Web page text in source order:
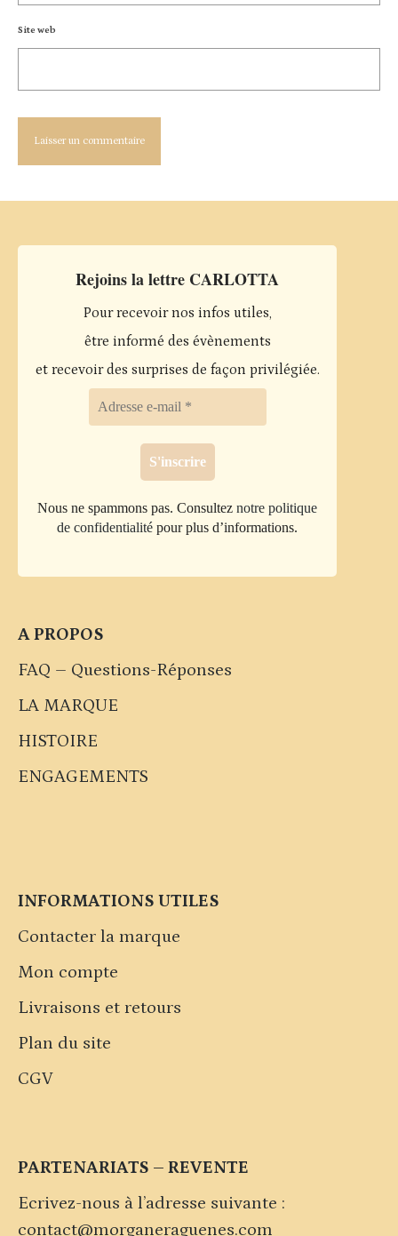
Site web
Rejoins la lettre CARLOTTA
Pour recevoir nos infos utiles,
être informé des évènements
et recevoir des surprises de façon privilégiée.
Nous ne spammons pas. Consulteznotre politique
de confidentialité pour plus d’informations.
A PROPOS
FAQ – Questions-Réponses
LA MARQUE
HISTOIRE
ENGAGEMENTS
INFORMATIONS UTILES
Contacter la marque
Mon compte
Livraisons et retours
Plan du site
CGV
PARTENARIATS – REVENTE
Ecrivez-nous à l’adresse suivante :
contact@morganeraguenes.com